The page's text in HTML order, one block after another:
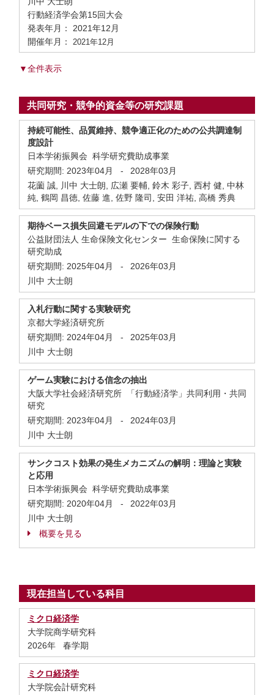
行動経済学会第15回大会
発表年月： 2021年12月
開催年月： 2021年12月
▼全件表示
共同研究・競争的資金等の研究課題
持続可能性、品質維持、競争適正化のための公共調達制
度設計
日本学術振興会 科学研究費助成事業
研究期間: 2023年04月 -
2028年03月
花薗 誠, 川中 大士朗, 広瀬 要輔, 鈴木 彩子, 西村 健, 中林
純, 鶴岡 昌徳, 佐藤 進, 佐野 隆司, 安田 洋祐, 高橋 秀典
期待ベース損失回避モデルの下での保険行動
公益財団法人 生命保険文化センター 生命保険に関する
研究助成
研究期間: 2025年04月 -
2026年03月
川中 大士朗
入札行動に関する実験研究
京都大学経済研究所
研究期間: 2024年04月 -
2025年03月
川中 大士朗
ゲーム実験における信念の抽出
大阪大学社会経済研究所 「行動経済学」共同利用・共同
研究
研究期間: 2023年04月 -
2024年03月
川中 大士朗
サンクコスト効果の発生メカニズムの解明：理論と実験
と応用
日本学術振興会 科学研究費助成事業
研究期間: 2020年04月 -
2022年03月
川中 大士朗
概要を見る
現在担当している科目
ミクロ経済学
大学院商学研究科
2026年 春学期
ミクロ経済学
大学院会計研究科